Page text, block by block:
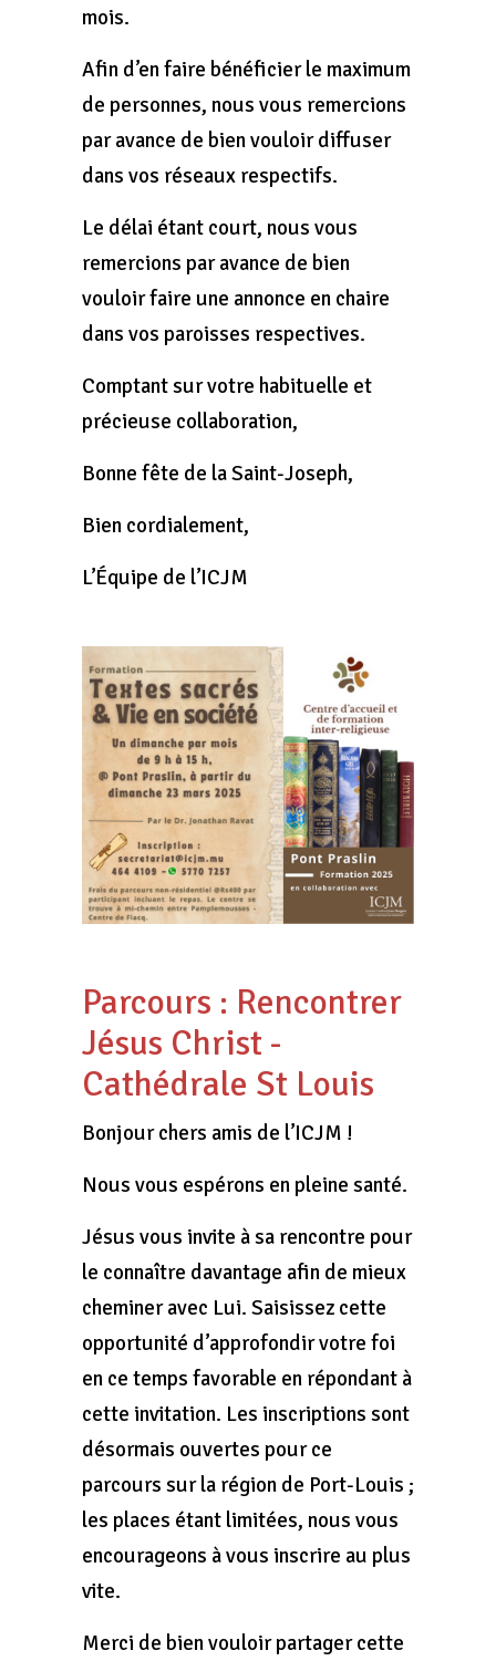
mois.
Afin d’en faire bénéficier le maximum
de personnes, nous vous remercions
par avance de bien vouloir diffuser
dans vos réseaux respectifs.
Le délai étant court, nous vous
remercions par avance de bien
vouloir faire une annonce en chaire
dans vos paroisses respectives.
Comptant sur votre habituelle et
précieuse collaboration,
Bonne fête de la Saint-Joseph,
Bien cordialement,
L’Équipe de l’ICJM
Parcours : Rencontrer
Jésus Christ -
Cathédrale St Louis
Bonjour chers amis de l’ICJM !
Nous vous espérons en pleine santé.
Jésus vous invite à sa rencontre pour
le connaître davantage afin de mieux
cheminer avec Lui. Saisissez cette
opportunité d’approfondir votre foi
en ce temps favorable en répondant à
cette invitation. Les inscriptions sont
désormais ouvertes pour ce
parcours sur la région de Port-Louis ;
les places étant limitées, nous vous
encourageons à vous inscrire au plus
vite.
Merci de bien vouloir partager cette